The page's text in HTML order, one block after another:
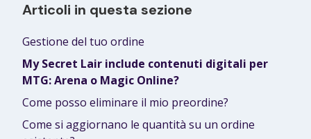
Articoli in questa sezione
Gestione del tuo ordine
My Secret Lair include contenuti digitali per
MTG: Arena o Magic Online?
Come posso eliminare il mio preordine?
Come si aggiornano le quantità su un ordine